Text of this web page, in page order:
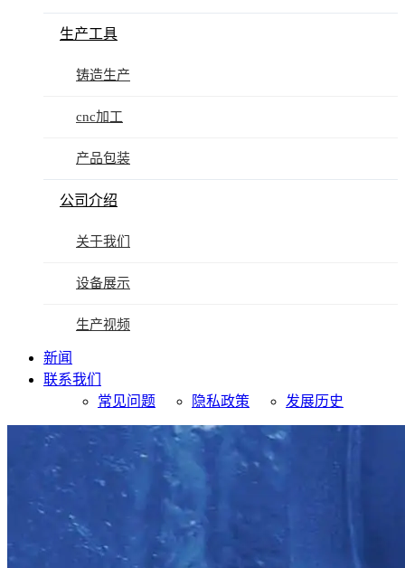
生产工具
铸造生产
cnc加工
产品包装
公司介绍
关于我们
设备展示
生产视频
新闻
联系我们
常见问题
隐私政策 发展历史